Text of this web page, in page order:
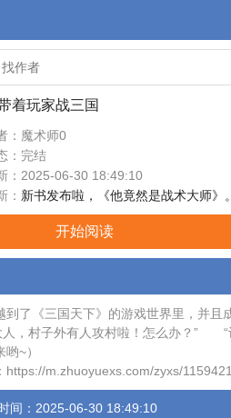
着玩家战三国
：魔术师0
：完结
：2025-06-30 18:49:10
： 新书发布啦，《他竟然是战术大师》。
开始阅读
到了《三国天下》的游戏世界里，
，村子外有人攻村啦！怎么办？”
~）
https://m.zhuoyuexs.com/zyxs/
间：2025-06-30 18:49:10